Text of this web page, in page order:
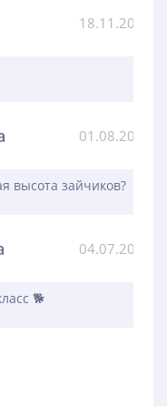
18.11.2023
01.08.2023
высота зайчиков?
04.07.2023
🐕